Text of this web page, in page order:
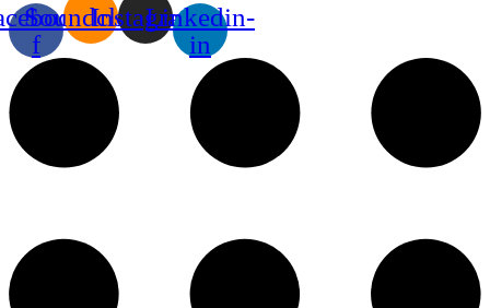
f
Soundcloud
InstagramLinkedin-
in